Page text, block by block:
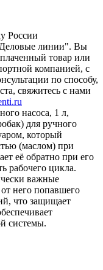
России
линии". Вы
товар или
компанией, с
по способу,
свяжитесь с нами
насоса, 1 л,
для ручного
который
(маслом) при
её обратно при его
рабочего цикла.
важные
него попавшего
что защищает
системы.